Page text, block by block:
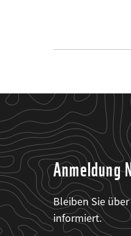
Anmeldung
Bleiben Sie
informiert.